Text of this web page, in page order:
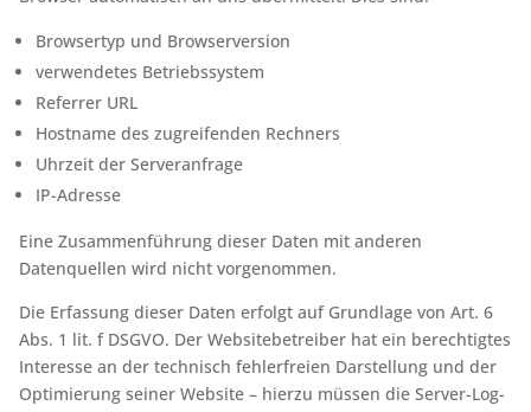
Browsertyp und Browserversion
verwendetes Betriebssystem
Referrer URL
Hostname des zugreifenden Rechners
Uhrzeit der Serveranfrage
IP-Adresse
Eine Zusammenführung dieser Daten mit anderen
Datenquellen wird nicht vorgenommen.
Die Erfassung dieser Daten erfolgt auf Grundlage von Art. 6
Abs. 1 lit. f DSGVO. Der Websitebetreiber hat ein berechtigtes
Interesse an der technisch fehlerfreien Darstellung und der
Optimierung seiner Website – hierzu müssen die Server-Log-